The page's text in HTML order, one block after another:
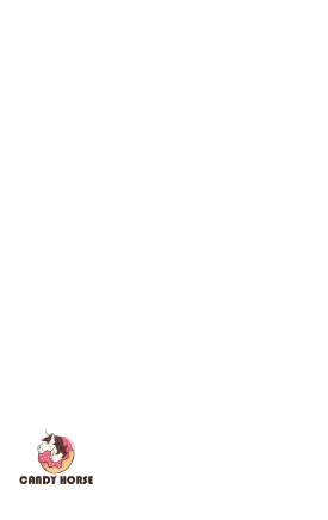
NAZWA
PRODUCENTA:
CANDY
HORSE